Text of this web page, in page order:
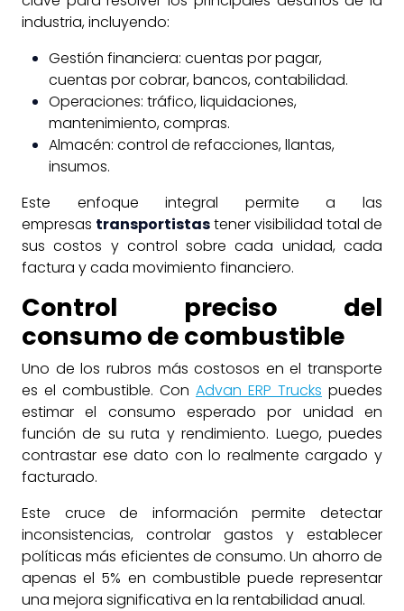
industria, incluyendo:
Gestión financiera: cuentas por pagar,
cuentas por cobrar, bancos, contabilidad.
Operaciones: tráfico, liquidaciones,
mantenimiento, compras.
Almacén: control de refacciones, llantas,
insumos.
Este enfoque integral permite a las
empresas transportistastener visibilidad total de
sus costos y control sobre cada unidad, cada
factura y cada movimiento financiero.
Control preciso del
consumo de combustible
Uno de los rubros más costosos en el transporte
es el combustible. Con Advan ERP Trucks puedes
estimar el consumo esperado por unidad en
función de su ruta y rendimiento. Luego, puedes
contrastar ese dato con lo realmente cargado y
facturado.
Este cruce de información permite detectar
inconsistencias, controlar gastos y establecer
políticas más eficientes de consumo. Un ahorro de
apenas el 5% en combustible puede representar
una mejora significativa en la rentabilidad anual.